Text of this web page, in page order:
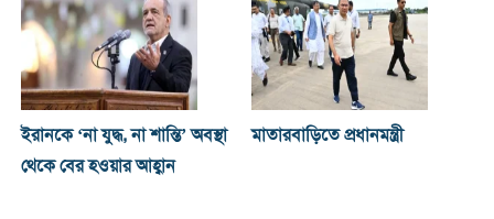
ইরানকে ‘না যুদ্ধ, না শান্তি’ অবস্থা
থেকে বের হওয়ার আহ্বান
মাতারবাড়িতে প্রধানমন্ত্রী